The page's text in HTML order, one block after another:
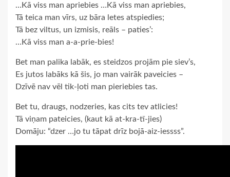
…Kā viss man apriebies …Kā viss man apriebies,
Tā teica man vīrs, uz bāra letes atspiedies;
Tā bez viltus, un izmisis, reāls – paties’:
…Kā viss man a-a-prie-bies!
Bet man palika labāk, es steidzos projām pie siev’s,
Es jutos labāks kā šis, jo man vairāk paveicies –
Dzīvē nav vēl tik-ļoti man pieriebies tas.
Bet tu, draugs, nodzeries, kas cits tev atlicies!
Tā viņam pateicies, (kaut kā at-kra-tī-jies)
Domāju: “dzer …jo tu tāpat drīz bojā-aiz-iessss”.